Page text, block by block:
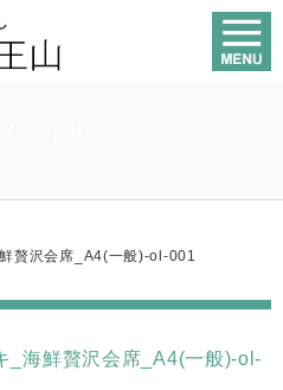
贅沢会席_A4(一般)-ol-001
_海鮮贅沢会席_A4(一般)-ol-